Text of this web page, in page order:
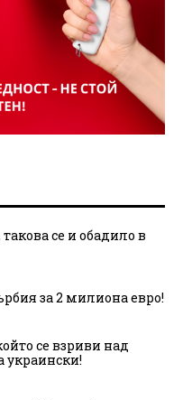
се и обадило в
за 2 милиона евро!
се взриви над
украински!